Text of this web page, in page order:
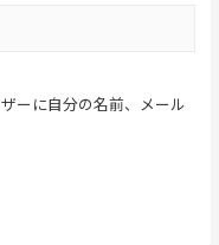
ーに自分の名前、メール